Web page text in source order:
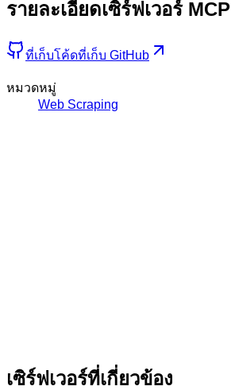
รายละเอียดเซิร์ฟเวอร์ MCP
ที่เก็บโค้ดที่เก็บ GitHub
หมวดหมู่
Web Scraping
เซิร์ฟเวอร์ที่เกี่ยวข้อง